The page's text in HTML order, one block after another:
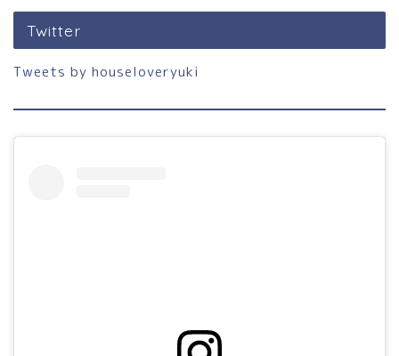
Twitter
Tweets by houseloveryuki